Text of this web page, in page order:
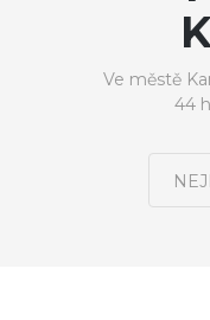
Ve městě
44